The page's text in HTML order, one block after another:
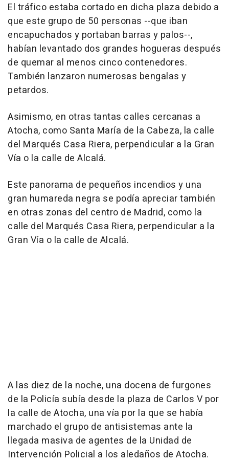
El tráfico estaba cortado en dicha plaza debido a
que este grupo de 50 personas --que iban
encapuchados y portaban barras y palos--,
habían levantado dos grandes hogueras después
de quemar al menos cinco contenedores.
También lanzaron numerosas bengalas y
petardos.
Asimismo, en otras tantas calles cercanas a
Atocha, como Santa María de la Cabeza, la calle
del Marqués Casa Riera, perpendicular a la Gran
Vía o la calle de Alcalá.
Este panorama de pequeños incendios y una
gran humareda negra se podía apreciar también
en otras zonas del centro de Madrid, como la
calle del Marqués Casa Riera, perpendicular a la
Gran Vía o la calle de Alcalá.
A las diez de la noche, una docena de furgones
de la Policía subía desde la plaza de Carlos V por
la calle de Atocha, una vía por la que se había
marchado el grupo de antisistemas ante la
llegada masiva de agentes de la Unidad de
Intervención Policial a los aledaños de Atocha.